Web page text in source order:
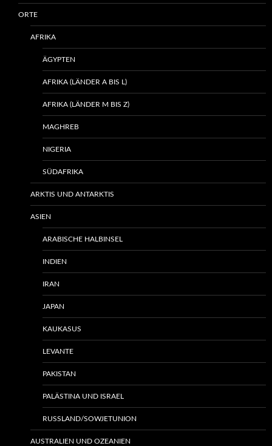
ORTE
AFRIKA
ÄGYPTEN
AFRIKA (LÄNDER A BIS L)
AFRIKA (LÄNDER M BIS Z)
MAGHREB
NIGERIA
SÜDAFRIKA
ARKTIS UND ANTARKTIS
ASIEN
ARABISCHE HALBINSEL
INDIEN
IRAN
JAPAN
KAUKASUS
LEVANTE
PAKISTAN
PALÄSTINA UND ISRAEL
RUSSLAND/SOWJETUNION
AUSTRALIEN UND OZEANIEN